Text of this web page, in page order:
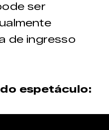
ser
de ingresso
espetáculo: